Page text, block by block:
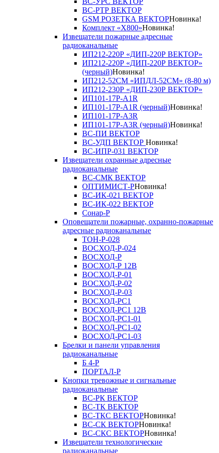
ВС-РТР ВЕКТОР
GSM РОЗЕТКА ВЕКТОРНовинка!
Комплект «X800»Новинка!
Извещатели пожарные адресные
радиоканальные
ИП212-220Р «ДИП-220Р ВЕКТОР»
ИП212-220Р «ДИП-220Р ВЕКТОР»
(черный)Новинка!
ИП212-52СМ «ИПДЛ-52СМ» (8-80 м)
ИП212-230Р «ДИП-230Р ВЕКТОР»
ИП101-17Р-A1R
ИП101-17Р-A1R (черный)Новинка!
ИП101-17Р-A3R
ИП101-17Р-A3R (черный)Новинка!
ВС-ПИ ВЕКТОР
ВС-УДП ВЕКТОР Новинка!
ВС-ИПР-031 ВЕКТОР
Извещатели охранные адресные
радиоканальные
ВС-СМК ВЕКТОР
ОПТИМИСТ-РНовинка!
ВС-ИК-021 ВЕКТОР
ВС-ИК-022 ВЕКТОР
Сонар-Р
Оповещатели пожарные, охранно-пожарные
адресные радиоканальные
ТОН-Р-028
ВОСХОД-Р-024
ВОСХОД-Р
ВОСХОД-Р 12В
ВОСХОД-Р-01
ВОСХОД-Р-02
ВОСХОД-Р-03
ВОСХОД-РС1
ВОСХОД-РС1 12В
ВОСХОД-РС1-01
ВОСХОД-РС1-02
ВОСХОД-РС1-03
Брелки и панели управления
радиоканальные
Б 4-Р
ПОРТАЛ-Р
Кнопки тревожные и сигнальные
радиоканальные
ВС-РК ВЕКТОР
ВС-ТК ВЕКТОР
ВС-ТКС ВЕКТОРНовинка!
ВС-СК ВЕКТОРНовинка!
ВС-СКС ВЕКТОРНовинка!
Извещатели технологические
радиоканальные